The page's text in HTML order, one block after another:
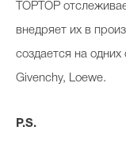
ТОРТОР
внедряет их в
создается на
Givenchy, Loewe.
P.S.